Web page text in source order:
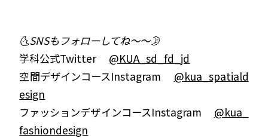
🌜SNSもフォローしてね〜〜🌛
学科公式Twitter @KUA_sd_fd_jd
空間デザインコースInstagram @kua_spatiald
esign
ファッションデザインコースInstagram @kua_
fashiondesign